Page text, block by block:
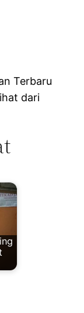
Terbaru
dari